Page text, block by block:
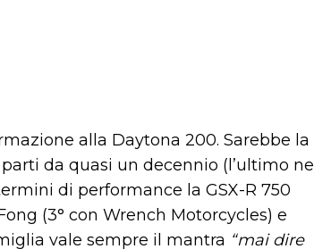
alla Daytona 200. Sarebbe la
da quasi un decennio (l’ultimo nel
di performance la GSX-R 750
(3° con Wrench Motorcycles) e
vale sempre il mantra “mai dire